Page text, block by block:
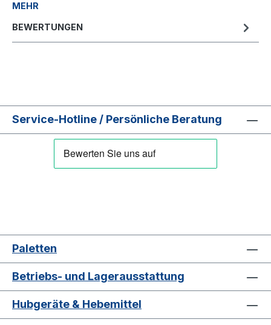
MEHR
BEWERTUNGEN
Service-Hotline / Persönliche Beratung
Paletten
Betriebs- und Lagerausstattung
Hubgeräte & Hebemittel